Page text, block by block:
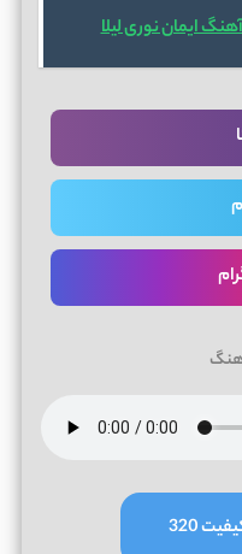
ایمان نوری لیلا
320